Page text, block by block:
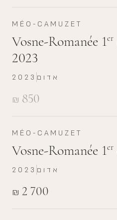
MÉO-CAMUZET
Vosne-Romanée 1er
2023
₪ 850
2023 אדום
MÉO-CAMUZET
Vosne-Romanée 1er
₪ 2 700
2023 אדום